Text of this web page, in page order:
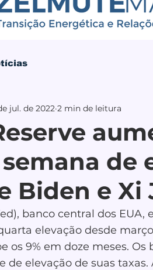
de
Biden e Xi
jul. de 2022 2 min de leitura
banco central dos EUA,
elevação desde
os 9% em doze meses.
de elevação de suas